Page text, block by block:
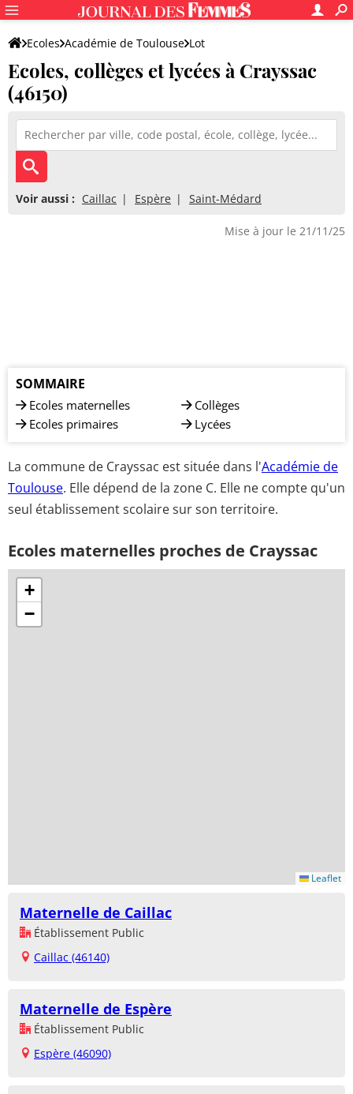
Ecoles Académie de Toulouse Lot
Ecoles, collèges et lycées à Crayssac
(46150)
Voir aussi : Caillac Espère Saint-Médard
Mise à jour le 21/11/25
SOMMAIRE
Ecoles maternelles
Ecoles primaires
Collèges
Lycées
La commune de Crayssac est située dans l'Académie de
Toulouse. Elle dépend de la zone C. Elle ne compte qu'un
seul établissement scolaire sur son territoire.
Ecoles maternelles proches de Crayssac
+
−
Leaflet
Maternelle de Caillac
Établissement Public
Caillac (46140)
Maternelle de Espère
Établissement Public
Espère (46090)